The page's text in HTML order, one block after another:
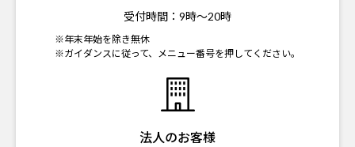
受付時間： 9時～20時
※年末年始を除き無休
※ガイダンスに従って、メニュー番号を押してください。
法人のお客様